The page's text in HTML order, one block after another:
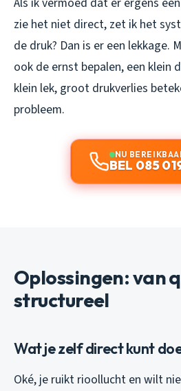
zie het niet direct, zet ik het
de druk? Dan is er een lekkage.
ook de ernst bepalen, een klein
klein lek, groot drukverlies
probleem.
NU
BEL 085
Oplossingen: van
structureel
Wat je zelf direct kunt
Oké, je ruikt rioollucht en wilt